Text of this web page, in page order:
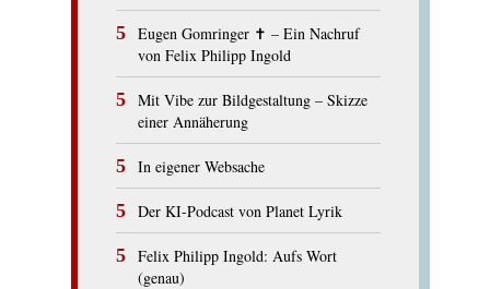
Eugen Gomringer ✝︎ – Ein Nachruf
von Felix Philipp Ingold
Mit Vibe zur Bildgestaltung – Skizze
einer Annäherung
In eigener Websache
Der KI-Podcast von Planet Lyrik
Felix Philipp Ingold: Aufs Wort
(genau)